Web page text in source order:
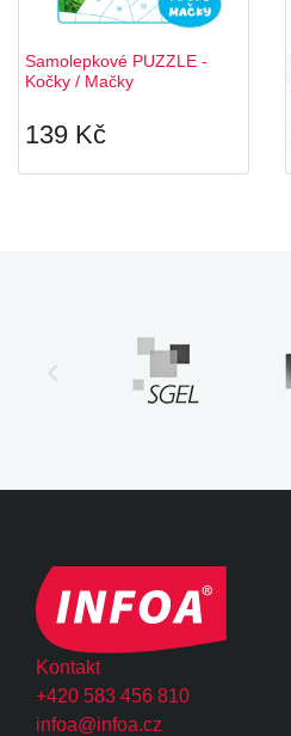
Samolepkové PUZZLE -
Kočky / Mačky
139 Kč
Kontakt
+420 583 456 810
infoa@infoa.cz